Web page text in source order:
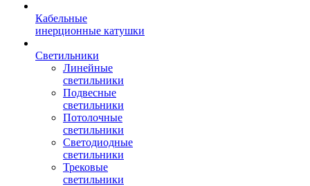
Кабельные
инерционные катушки
Светильники
Линейные
светильники
Подвесные
светильники
Потолочные
светильники
Светодиодные
светильники
Трековые
светильники